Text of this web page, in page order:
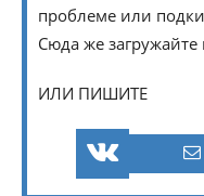
проблеме или
Сюда же
ИЛИ ПИШИТЕ